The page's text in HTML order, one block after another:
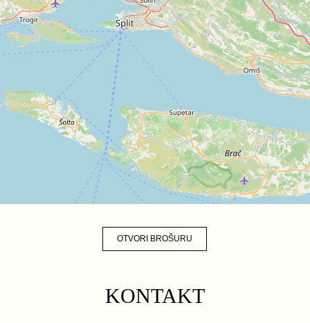
OTVORI BROŠURU
KONTAKT